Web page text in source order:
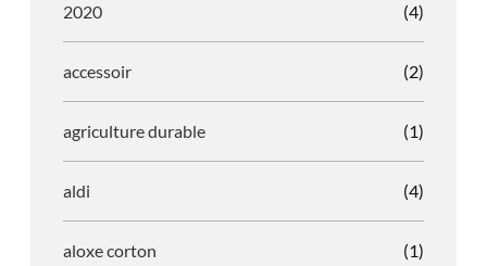
2020 (4)
accessoir (2)
agriculture durable (1)
aldi (4)
aloxe corton (1)